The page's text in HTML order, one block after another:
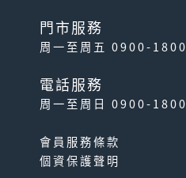
門市服務
周一至周五 0900-1800
電話服務
周一至周日 0900-1800
會員服務條款
個資保護聲明